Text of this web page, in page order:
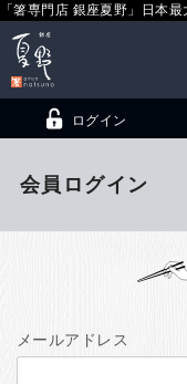
「箸専門店 銀座夏野」日本
（贈答用・自
銀座夏野・箸長
ログイン
会員ログイン
メールアドレス